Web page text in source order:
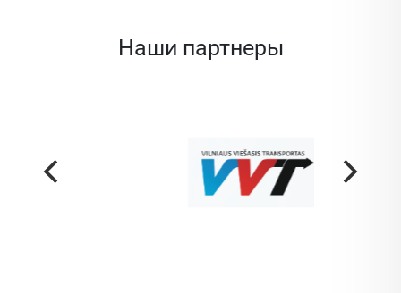
Наши партнеры